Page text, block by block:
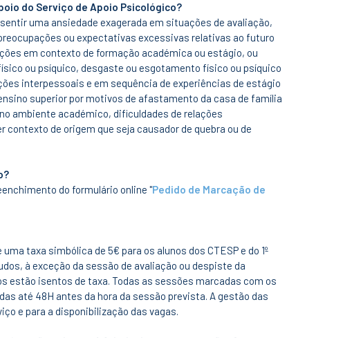
do Serviço de Apoio Psicológico?
uma ansiedade exagerada em situações de avaliação,
ou expectativas excessivas relativas ao futuro
em contexto de formação académica ou estágio, ou
ou psíquico, desgaste ou esgotamento físico ou psíquico
interpessoais e em sequência de experiências de estágio
superior por motivos de afastamento da casa de família
ambiente académico, dificuldades de relações
de origem que seja causador de quebra ou de
do formulário online "Pedido de Marcação de
taxa simbólica de 5€ para os alunos dos CTESP e do 1º
à exceção da sessão de avaliação ou despiste da
estão isentos de taxa. Todas as sessões marcadas com os
até 48H antes da hora da sessão prevista. A gestão das
e para a disponibilização das vagas.